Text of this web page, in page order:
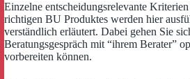
Einzelne entscheidungsrelevante
richtigen BU Produktes werden hier
verständlich erläutert. Dabei gehen Sie
Beratungsgespräch mit “ihrem Berater”
vorbereiten können.